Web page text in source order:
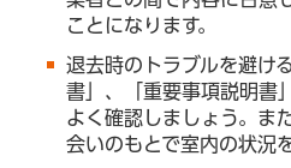
ことになります。
退去時のトラブルを避け
書」、「重要事項説明書
よく確認しましょう。ま
会いのもとで室内の状況